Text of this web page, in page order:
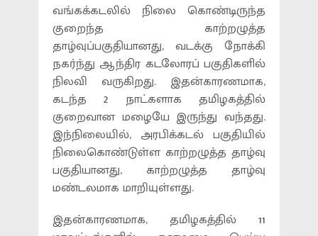
வங்கக்கடலில் நிலை கொண்டிருந்த
குறைந்த காற்றழுத்த
தாழ்வுப்பகுதியானது, வடக்கு நோக்கி
நகர்ந்து ஆந்திர கடலோரப் பகுதிகளில்
நிலவி வருகிறது. இதன்காரணமாக,
கடந்த 2 நாட்களாக தமிழகத்தில்
குறைவான மழையே இருந்து வந்தது.
இந்நிலையில், அரபிக்கடல் பகுதியில்
நிலைகொண்டுள்ள காற்றழுத்த தாழ்வு
பகுதியானது, காற்றழுத்த தாழ்வு
மண்டலமாக மாறியுள்ளது.
இதன்காரணமாக, தமிழகத்தில் 11